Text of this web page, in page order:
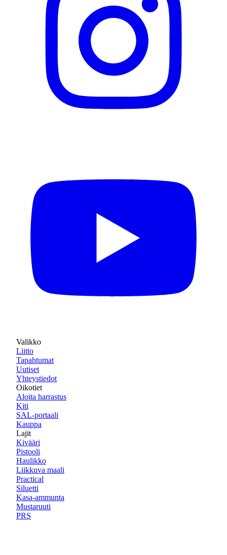
Valikko
Liitto
Tapahtumat
Uutiset
Yhteystiedot
Oikotiet
Aloita harrastus
Kiti
SAL-portaali
Kauppa
Lajit
Kivääri
Pistooli
Haulikko
Liikkuva maali
Practical
Siluetti
Kasa-ammunta
Mustaruuti
PRS